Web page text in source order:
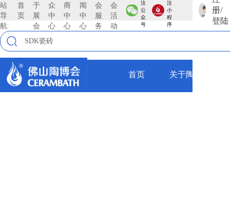
站
导
航:
首
页
于
展
会
众
中
心
商
中
心
闻
中
心
会
服
务
会
活
动
注
公
众
号
注
小
程
序
册/
登陆
首页 关于陶博会